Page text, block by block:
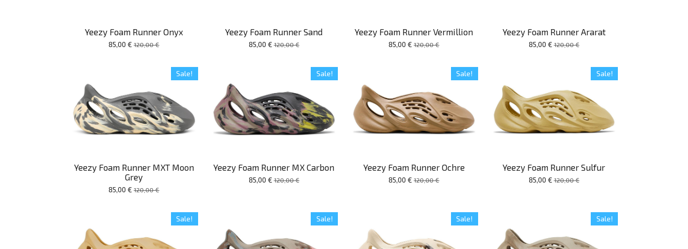
Yeezy Foam Runner Onyx
85,00 € 120,00 €
Yeezy Foam Runner Sand
85,00 € 120,00 €
Yeezy Foam Runner Vermillion
85,00 € 120,00 €
Yeezy Foam Runner Ararat
85,00 € 120,00 €
Sale!
Yeezy Foam Runner MXT Moon
Grey
85,00 € 120,00 €
Sale!
Yeezy Foam Runner MX Carbon
85,00 € 120,00 €
Sale!
Yeezy Foam Runner Ochre
85,00 € 120,00 €
Sale!
Yeezy Foam Runner Sulfur
85,00 € 120,00 €
Sale! Sale! Sale! Sale!